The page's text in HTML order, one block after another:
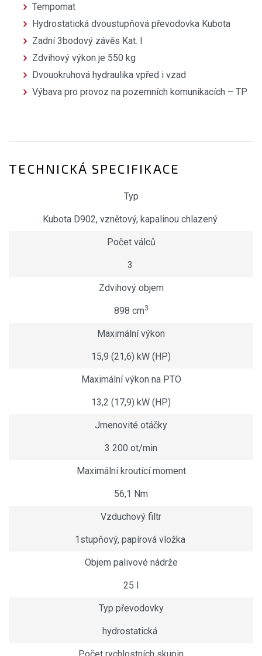
Tempomat
Hydrostatická dvoustupňová převodovka Kubota
Zadní 3bodový závěs Kat. I
Zdvihový výkon je 550 kg
Dvouokruhová hydraulika vpřed i vzad
Výbava pro provoz na pozemních komunikacích – TP
TECHNICKÁ SPECIFIKACE
Typ
Kubota D902, vznětový, kapalinou chlazený
Počet válců
3
Zdvihový objem
898 cm3
Maximální výkon
15,9 (21,6) kW (HP)
Maximální výkon na PTO
13,2 (17,9) kW (HP)
Jmenovité otáčky
3 200 ot/min
Maximální kroutící moment
56,1 Nm
Vzduchový filtr
1stupňový, papírová vložka
Objem palivové nádrže
25 l
Typ převodovky
hydrostatická